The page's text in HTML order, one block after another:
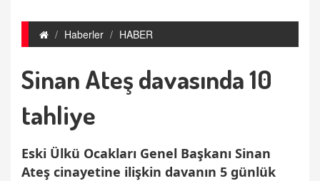
Haberler HABER
Sinan Ateş davasında 10
tahliye
Eski Ülkü Ocakları Genel Başkanı Sinan
Ateş cinayetine ilişkin davanın 5 günlük